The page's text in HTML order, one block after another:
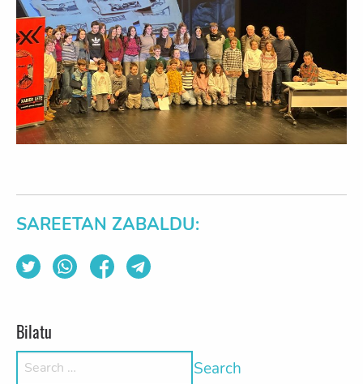
SAREETAN ZABALDU:
Bilatu
Search for: